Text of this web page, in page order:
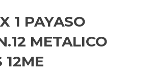
1 PAYASO
METALICO
12ME